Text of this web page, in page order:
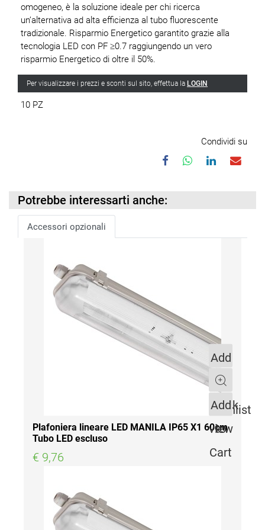
omogeneo, è la soluzione ideale per chi ricerca
un’alternativa ad alta efficienza al tubo fluorescente
tradizionale. Risparmio Energetico garantito grazie alla
tecnologia LED con PF ≥0.7 raggiungendo un vero
risparmio Energetico di oltre il 50%.
Per visualizzare i prezzi e sconti sul sito, effettua la LOGIN
10 PZ
Condividi su
Potrebbe interessarti anche:
Accessori opzionali
Add
to
Wishlist
Quick
view
Quantity
Add
to
Cart
Plafoniera lineare LED MANILA IP65 X1 60cm
Tubo LED escluso
€ 9,76